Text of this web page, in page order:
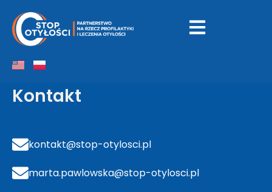
Fundacja Medicover
Kontakt
kontakt@stop-otylosci.pl
marta.pawlowska@stop-otylosci.pl